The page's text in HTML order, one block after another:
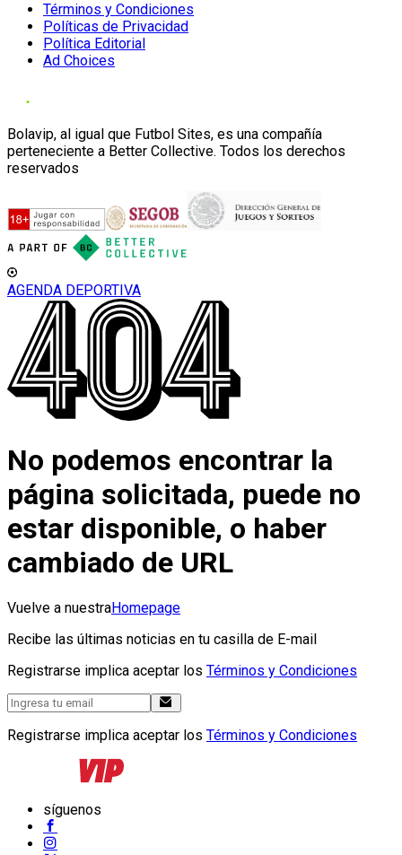
Términos y Condiciones
Políticas de Privacidad
Política Editorial
Ad Choices
Bolavip, al igual que Futbol Sites, es una compañía
perteneciente a Better Collective. Todos los derechos
reservados
AGENDA DEPORTIVA
No podemos encontrar la
página solicitada, puede no
estar disponible, o haber
cambiado de URL
Vuelve a nuestraHomepage
Recibe las últimas noticias en tu casilla de E-mail
Registrarse implica aceptar los Términos y Condiciones
Registrarse implica aceptar los Términos y Condiciones
síguenos